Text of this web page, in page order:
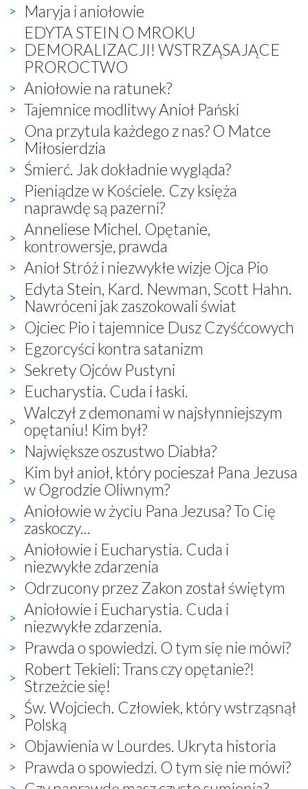
Maryja i aniołowie
EDYTA STEIN O MROKU
DEMORALIZACJI! WSTRZĄSAJĄCE
PROROCTWO
Aniołowie na ratunek?
Tajemnice modlitwy Anioł Pański
Ona przytula każdego z nas? O Matce
Miłosierdzia
Śmierć. Jak dokładnie wygląda?
Pieniądze w Kościele. Czy księża
naprawdę są pazerni?
Anneliese Michel. Opętanie,
kontrowersje, prawda
Anioł Stróż i niezwykłe wizje Ojca Pio
Edyta Stein, Kard. Newman, Scott Hahn.
Nawróceni jak zaszokowali świat
Ojciec Pio i tajemnice Dusz Czyśćcowych
Egzorcyści kontra satanizm
Sekrety Ojców Pustyni
Eucharystia. Cuda i łaski.
Walczył z demonami w najsłynniejszym
opętaniu! Kim był?
Największe oszustwo Diabła?
Kim był anioł, który pocieszał Pana Jezusa
w Ogrodzie Oliwnym?
Aniołowie w życiu Pana Jezusa? To Cię
zaskoczy...
Aniołowie i Eucharystia. Cuda i
niezwykłe zdarzenia
Odrzucony przez Zakon został świętym
Aniołowie i Eucharystia. Cuda i
niezwykłe zdarzenia.
Prawda o spowiedzi. O tym się nie mówi?
Robert Tekieli: Trans czy opętanie?!
Strzeżcie się!
Św. Wojciech. Człowiek, który wstrząsnął
Polską
Objawienia w Lourdes. Ukryta historia
Prawda o spowiedzi. O tym się nie mówi?